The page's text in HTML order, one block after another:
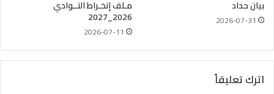
بيان حداد
2026-07-31
مـلف إنخـراط النــوادي
2026_2027
2026-07-11
اترك تعليقاً